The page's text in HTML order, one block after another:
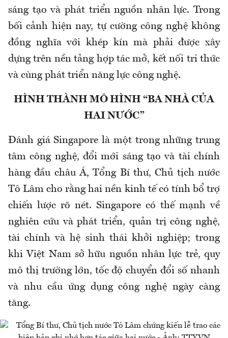
sáng tạo và phát triển nguồn nhân lực. Trong
bối cảnh hiện nay, tự cường công nghệ không
đồng nghĩa với khép kín mà phải được xây
dựng trên nền tảng hợp tác mở, kết nối tri thức
và cùng phát triển năng lực công nghệ.
HÌNH THÀNH MÔ HÌNH “BA NHÀ CỦA
HAI NƯỚC”
Đánh giá Singapore là một trong những trung
tâm công nghệ, đổi mới sáng tạo và tài chính
hàng đầu châu Á, Tổng Bí thư, Chủ tịch nước
Tô Lâm cho rằng hai nền kinh tế có tính bổ trợ
chiến lược rõ nét. Singapore có thế mạnh về
nghiên cứu và phát triển, quản trị công nghệ,
tài chính và hệ sinh thái khởi nghiệp; trong
khi Việt Nam sở hữu nguồn nhân lực trẻ, quy
mô thị trường lớn, tốc độ chuyển đổi số nhanh
và nhu cầu ứng dụng công nghệ ngày càng
tăng.